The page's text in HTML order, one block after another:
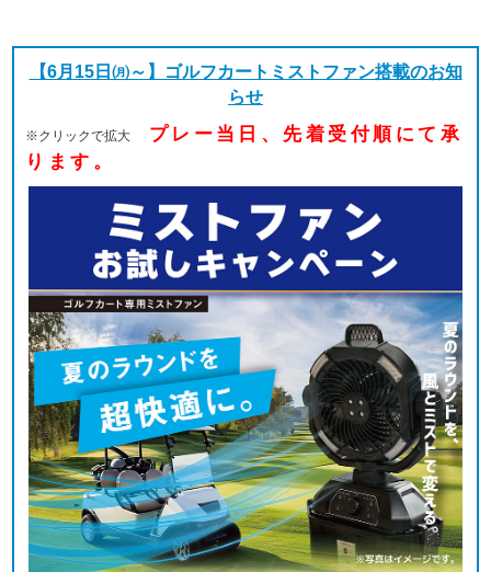
【6月15日㈪～】ゴルフカートミストファン搭載のお知
らせ
※クリックで拡大
プレー当日、先着受付順にて承
ります。